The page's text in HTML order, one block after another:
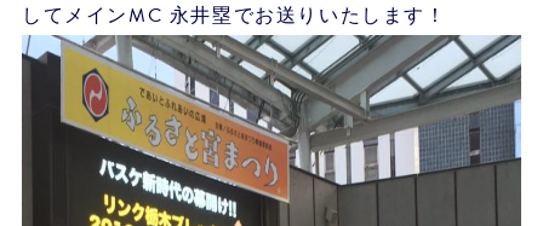
してメインMC 永井塁でお送りいたします！